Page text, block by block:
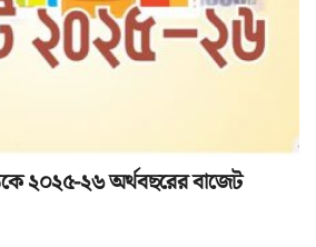
২০২৫-২৬ অর্থবছরের বাজেট